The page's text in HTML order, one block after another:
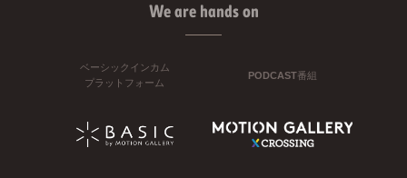
We are hands on
ベーシックインカム
プラットフォーム
PODCAST番組